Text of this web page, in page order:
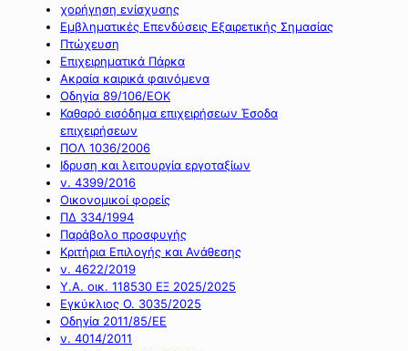
χορήγηση ενίσχυσης
Εμβληματικές Επενδύσεις Εξαιρετικής Σημασίας
Πτώχευση
Επιχειρηματικά Πάρκα
Ακραία καιρικά φαινόμενα
Οδηγία 89/106/ΕΟΚ
Καθαρό εισόδημα επιχειρήσεων Έσοδα
επιχειρήσεων
ΠΟΛ 1036/2006
Ιδρυση και λειτουργία εργοταξίων
ν. 4399/2016
Οικονομικοί φορείς
ΠΔ 334/1994
Παράβολο προσφυγής
Κριτήρια Επιλογής και Ανάθεσης
ν. 4622/2019
Υ.Α. οικ. 118530 ΕΞ 2025/2025
Εγκύκλιος Ο. 3035/2025
Οδηγία 2011/85/ΕΕ
ν. 4014/2011